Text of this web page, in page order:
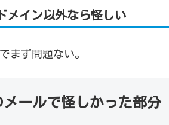
メイン以外なら怪しい
まず問題ない。
メールで怪しかった部分